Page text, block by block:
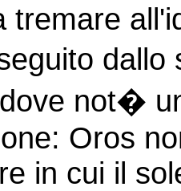
tremare
dallo
not�
Oros
in cui il